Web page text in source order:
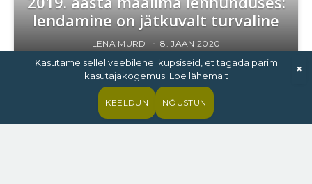
lendamine on jätkuvalt turvaline
LENA MURD 8. JAAN 2020
Kasutame sellel veebilehel küpsiseid, et tagada parim
kasutajakogemus. Loe lähemalt
KEELDUN NÕUSTUN
×